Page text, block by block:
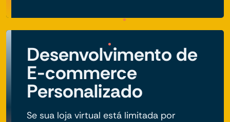
Desenvolvimento de
E-commerce
Personalizado
Se sua loja virtual está limitada por